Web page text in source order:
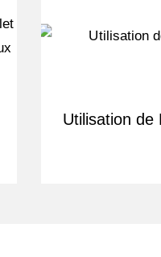
Utilisation de